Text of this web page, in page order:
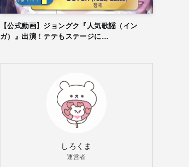
【公式動画】ジョングク『人気歌謡（イン
ガ）』出演！テテもステージに…
しろくま
運営者